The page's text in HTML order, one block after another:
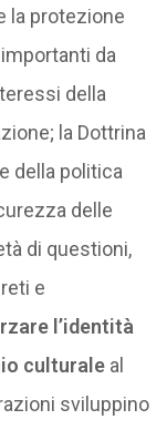
la protezione
da
della
la Dottrina
della politica
delle
di questioni,
e
l’identità
culturaleal
sviluppino